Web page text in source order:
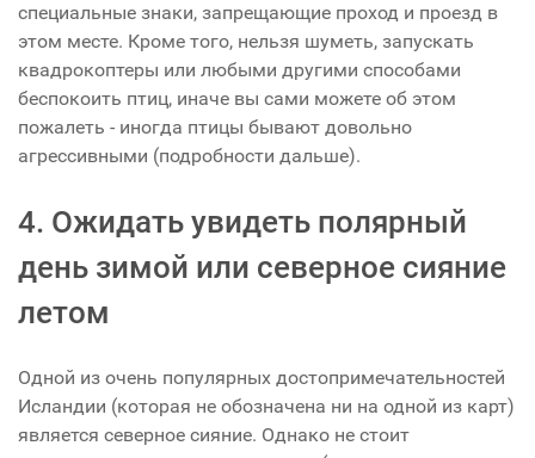
специальные знаки, запрещающие проход и проезд в
этом месте. Кроме того, нельзя шуметь, запускать
квадрокоптеры или любыми другими способами
беспокоить птиц, иначе вы сами можете об этом
пожалеть - иногда птицы бывают довольно
агрессивными (подробности дальше).
4. Ожидать увидеть полярный
день зимой или северное сияние
летом
Одной из очень популярных достопримечательностей
Исландии (которая не обозначена ни на одной из карт)
является северное сияние. Однако не стоит